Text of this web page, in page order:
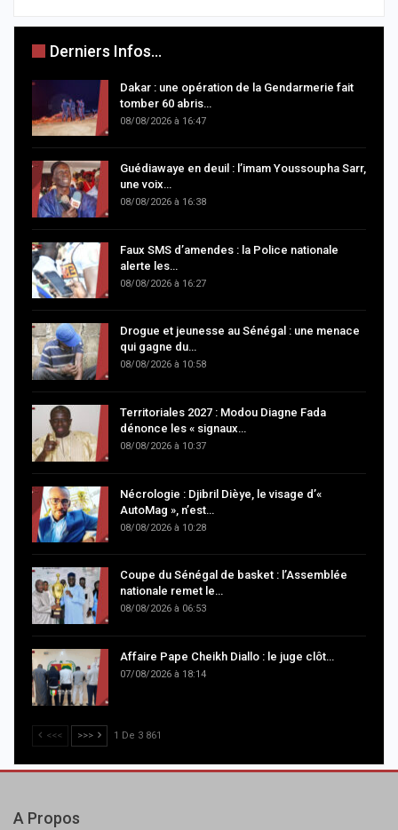
Derniers Infos...
Dakar : une opération de la Gendarmerie fait
tomber 60 abris…
08/08/2026 à 16:47
Guédiawaye en deuil : l’imam Youssoupha Sarr,
une voix…
08/08/2026 à 16:38
Faux SMS d’amendes : la Police nationale
alerte les…
08/08/2026 à 16:27
Drogue et jeunesse au Sénégal : une menace
qui gagne du…
08/08/2026 à 10:58
Territoriales 2027 : Modou Diagne Fada
dénonce les « signaux…
08/08/2026 à 10:37
Nécrologie : Djibril Dièye, le visage d’«
AutoMag », n’est…
08/08/2026 à 10:28
Coupe du Sénégal de basket : l’Assemblée
nationale remet le…
08/08/2026 à 06:53
Affaire Pape Cheikh Diallo : le juge clôt…
07/08/2026 à 18:14
<<< >>> 1 De 3 861
A Propos